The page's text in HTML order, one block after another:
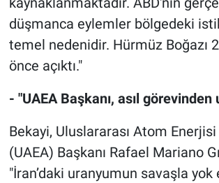
düşmanca eylemler bölgedeki
temel nedenidir. Hürmüz Boğazı
önce açıktı."
- "UAEA Başkanı, asıl görevinden
Bekayi, Uluslararası Atom Enerjisi
(UAEA) Başkanı Rafael Mariano
"İran’daki uranyumun savaşla